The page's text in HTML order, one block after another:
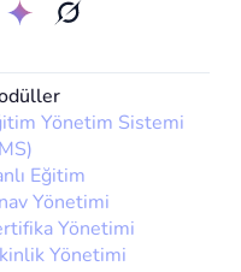
Yönetim Sistemi
Eğitim
Yönetimi
Yönetimi
Yönetimi